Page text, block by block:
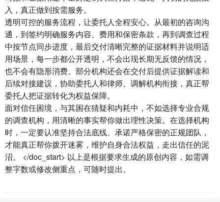
入，真正做到按需服务。
透明可控的服务流程，让委托人全程安心。从最初的咨询沟
通，到签约明确服务内容、费用和保密条款，再到调查过程
中按节点同步进度，最后交付清晰完整的证据材料并说明适
用场景，每一步都公开透明，不会出现长期无反馈的情况，
也不会有隐形消费。部分机构还会在交付后提供证据解读和
后续对接建议，协助委托人和律师、调解机构衔接，真正帮
委托人把证据转化为权益保障。
面对信任困境，与其困在猜疑和内耗中，不如选择专业合规
的调查机构，用清晰的事实帮你做出理性决策。在选择机构
时，一定要认准坚持合法底线、承诺严格保密的正规团队，
才能真正帮你拨开迷雾，维护自身合法权益，走出信任的泥
沼。 </doc_start> 以上是根据要求生成的原创内容，如需调
整字数或修改侧重点，可随时提出。